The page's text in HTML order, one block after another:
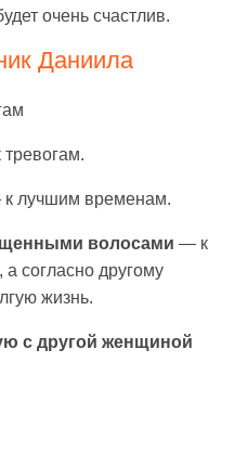
очень счастлив.
Даниила
лучшим временам.
волосами — к
а согласно другому
жизнь.
с другой женщиной